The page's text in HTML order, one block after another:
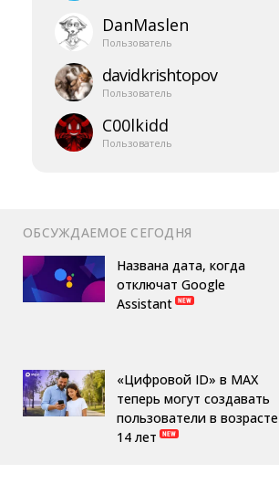
DanMaslen
Пользователь
davidkrishtopov
Пользователь
C00lkidd
Пользователь
ОБСУЖДАЕМОЕ СЕГОДНЯ
Названа дата, когда
отключат Google
Assistant
«Цифровой ID» в MAX
теперь могут создавать
пользователи в возрасте
14 лет